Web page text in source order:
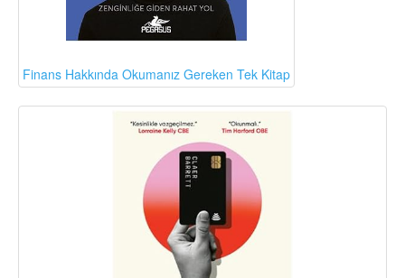
Finans Hakkında Okumanız Gereken Tek Kitap